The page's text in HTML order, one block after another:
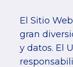
El Sitio
gran
y datos. El